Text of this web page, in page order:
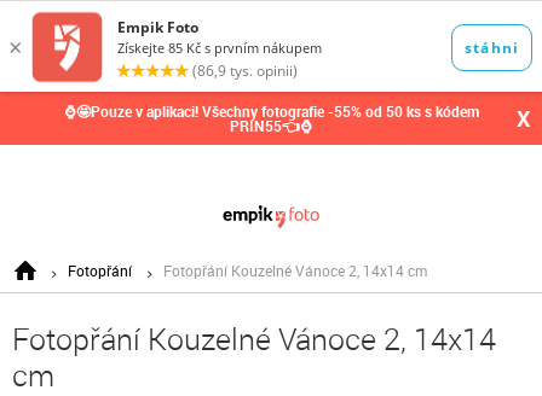
⌚🤩Pouze v aplikaci! Všechny fotografie -55% od 50 ks s kódem
PRIN55👈⌚ X
Fotopřání Fotopřání Kouzelné Vánoce 2, 14x14 cm
Fotopřání Kouzelné Vánoce 2, 14x14
cm